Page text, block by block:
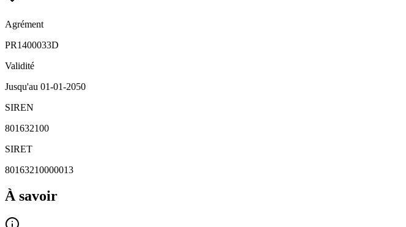
Agrément
PR1400033D
Validité
Jusqu'au 01-01-2050
SIREN
801632100
SIRET
80163210000013
À savoir